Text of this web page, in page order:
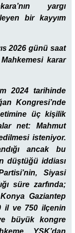
yargı
bir kayyım
2026 günü saat
karar
2024 tarihinde
Kongresi’nde
üç kişilik
net: Mahmut
isteniyor.
ancak bu
düştüğü iddiası
Siyasi
süre zarfında;
Gaziantep
il ve 750 ilçenin
büyük kongre
YSK’dan